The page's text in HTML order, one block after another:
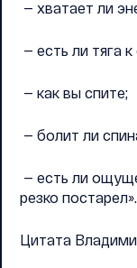
— хватает ли
— есть ли тяга
— как вы спите;
— болит ли
— есть ли
резко постарел».
Цитата